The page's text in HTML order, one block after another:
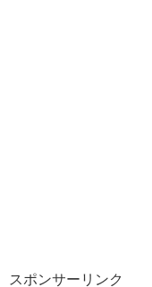
スポンサーリンク